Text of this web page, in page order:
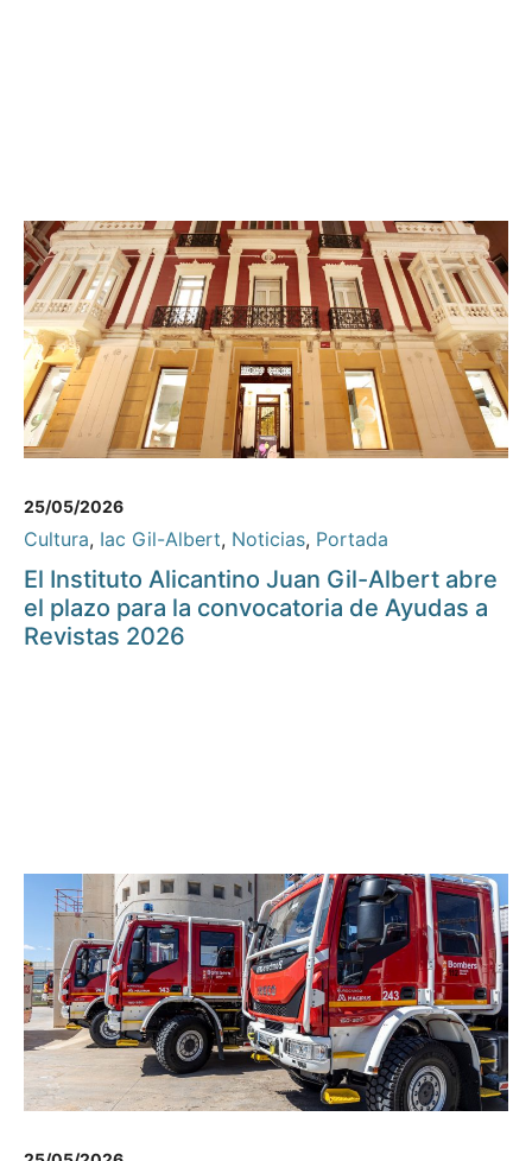
25/05/2026
Cultura, Iac Gil-Albert, Noticias, Portada
El Instituto Alicantino Juan Gil-Albert abre
el plazo para la convocatoria de Ayudas a
Revistas 2026